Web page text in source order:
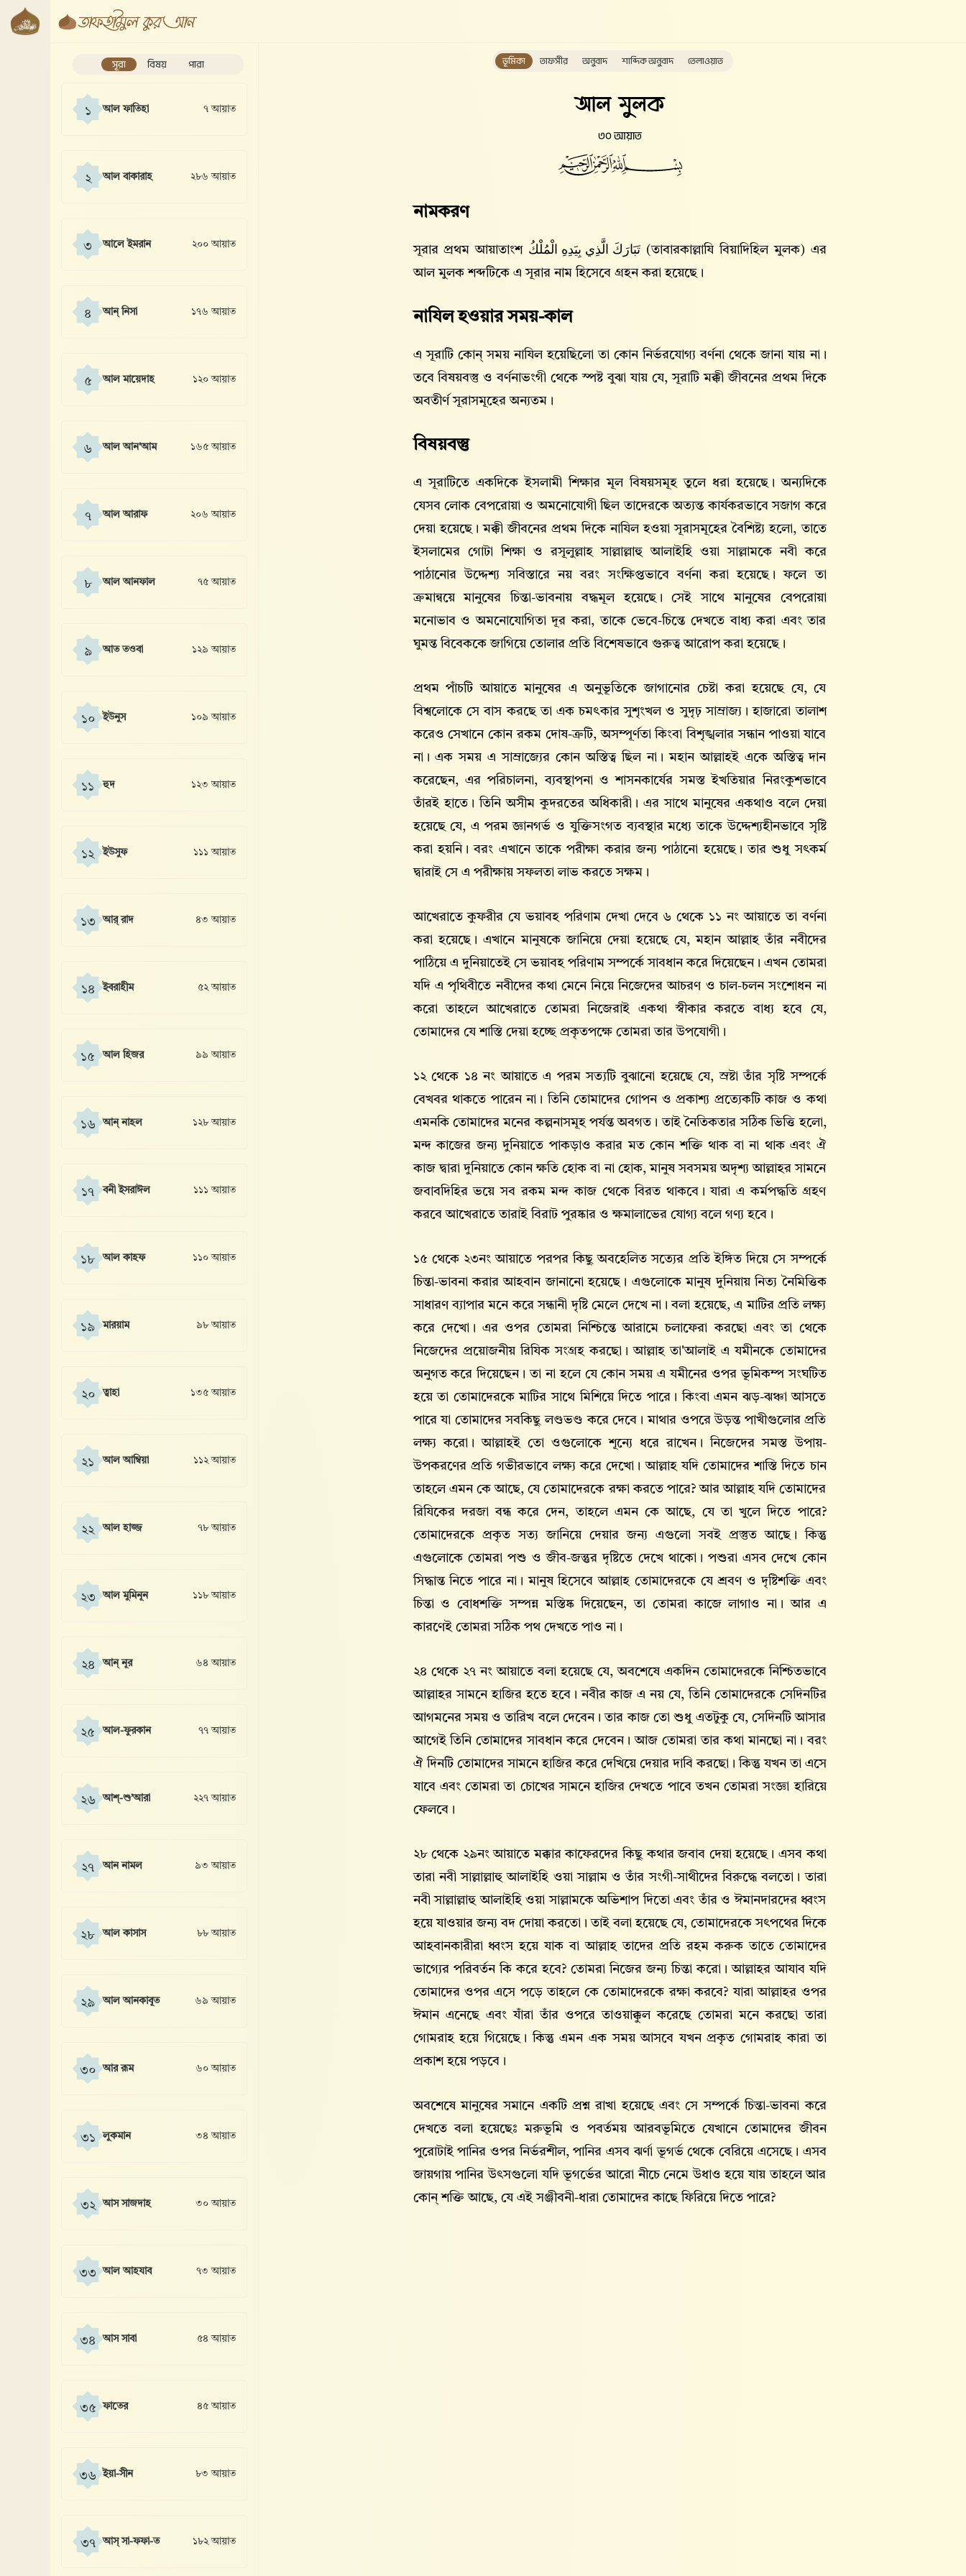
সূরা বিষয় পারা
১ আল ফাতিহা ৭ আয়াত
২ আল বাকারাহ ২৮৬ আয়াত
৩ আলে ইমরান ২০০ আয়াত
৪ আন্ নিসা ১৭৬ আয়াত
৫ আল মায়েদাহ ১২০ আয়াত
৬ আল আন'আম ১৬৫ আয়াত
৭ আল আরাফ ২০৬ আয়াত
৮ আল আনফাল ৭৫ আয়াত
৯ আত তওবা ১২৯ আয়াত
১০ ইউনুস ১০৯ আয়াত
১১ হুদ ১২৩ আয়াত
১২ ইউসুফ ১১১ আয়াত
১৩ আর্ রাদ ৪৩ আয়াত
১৪ ইবরাহীম ৫২ আয়াত
১৫ আল হিজর ৯৯ আয়াত
১৬ আন্ নাহল ১২৮ আয়াত
১৭ বনী ইসরাঈল ১১১ আয়াত
১৮ আল কাহফ ১১০ আয়াত
১৯ মারয়াম ৯৮ আয়াত
২০ ত্বাহা ১৩৫ আয়াত
২১ আল আম্বিয়া ১১২ আয়াত
২২ আল হাজ্জ ৭৮ আয়াত
২৩ আল মুমিনূন ১১৮ আয়াত
২৪ আন্ নূর ৬৪ আয়াত
২৫ আল-ফুরকান ৭৭ আয়াত
২৬ আশ্-শু’আরা ২২৭ আয়াত
২৭ আন নামল ৯৩ আয়াত
২৮ আল কাসাস ৮৮ আয়াত
২৯ আল আনকাবূত ৬৯ আয়াত
৩০ আর রূম ৬০ আয়াত
৩১ লুকমান ৩৪ আয়াত
৩২ আস সাজদাহ ৩০ আয়াত
৩৩ আল আহযাব ৭৩ আয়াত
৩৪ আস সাবা ৫৪ আয়াত
৩৫ ফাতের ৪৫ আয়াত
৩৬ ইয়া-সীন ৮৩ আয়াত
৩৭ আস্ সা-ফফা-ত ১৮২ আয়াত
ভূমিকা তাফসীর অনুবাদ শাব্দিক অনুবাদ তেলাওয়াত
আল মুলক
৩০ আয়াত
নামকরণ
সূরার প্রথম আয়াতাংশ تَبَارَكَ الَّذِي بِيَدِهِ الْمُلْكُ (তাবারকাল্লাযি বিয়াদিহিল মুলক) এর
আল মুলক শব্দটিকে এ সূরার নাম হিসেবে গ্রহন করা হয়েছে।
নাযিল হওয়ার সময়-কাল
এ সূরাটি কোন্ সময় নাযিল হয়েছিলো তা কোন নির্ভরযোগ্য বর্ণনা থেকে জানা যায় না।
তবে বিষয়বস্তু ও বর্ণনাভংগী থেকে স্পষ্ট বুঝা যায় যে, সূরাটি মক্কী জীবনের প্রথম দিকে
অবতীর্ণ সূরাসমূহের অন্যতম।
বিষয়বস্তু
এ সূরাটিতে একদিকে ইসলামী শিক্ষার মূল বিষয়সমূহ তুলে ধরা হয়েছে। অন্যদিকে
যেসব লোক বেপরোয়া ও অমনোযোগী ছিল তাদেরকে অত্যন্ত কার্যকরভাবে সজাগ করে
দেয়া হয়েছে। মক্কী জীবনের প্রথম দিকে নাযিল হওয়া সূরাসমূহের বৈশিষ্ট্য হলো, তাতে
ইসলামের গোটা শিক্ষা ও রসূলুল্লাহ সাল্লাল্লাহু আলাইহি ওয়া সাল্লামকে নবী করে
পাঠানোর উদ্দেশ্য সবিস্তারে নয় বরং সংক্ষিপ্তভাবে বর্ণনা করা হয়েছে। ফলে তা
ক্রমান্বয়ে মানুষের চিন্তা-ভাবনায় বদ্ধমূল হয়েছে। সেই সাথে মানুষের বেপরোয়া
মনোভাব ও অমনোযোগিতা দূর করা, তাকে ভেবে-চিন্তে দেখতে বাধ্য করা এবং তার
ঘুমন্ত বিবেককে জাগিয়ে তোলার প্রতি বিশেষভাবে গুরুত্ব আরোপ করা হয়েছে।
প্রথম পাঁচটি আয়াতে মানুষের এ অনুভূতিকে জাগানোর চেষ্টা করা হয়েছে যে, যে
বিশ্বলোকে সে বাস করছে তা এক চমৎকার সুশৃংখল ও সুদৃঢ় সাম্রাজ্য। হাজারো তালাশ
করেও সেখানে কোন রকম দোষ-ত্রুটি, অসম্পূর্ণতা কিংবা বিশৃঙ্খলার সন্ধান পাওয়া যাবে
না। এক সময় এ সাম্রাজ্যের কোন অস্তিত্ব ছিল না। মহান আল্লাহই একে অস্তিত্ব দান
করেছেন, এর পরিচালনা, ব্যবস্থাপনা ও শাসনকার্যের সমস্ত ইখতিয়ার নিরংকুশভাবে
তাঁরই হাতে। তিনি অসীম কুদরতের অধিকারী। এর সাথে মানুষের একথাও বলে দেয়া
হয়েছে যে, এ পরম জ্ঞানগর্ভ ও যুক্তিসংগত ব্যবস্থার মধ্যে তাকে উদ্দেশ্যহীনভাবে সৃষ্টি
করা হয়নি। বরং এখানে তাকে পরীক্ষা করার জন্য পাঠানো হয়েছে। তার শুধু সৎকর্ম
দ্বারাই সে এ পরীক্ষায় সফলতা লাভ করতে সক্ষম।
আখেরাতে কুফরীর যে ভয়াবহ পরিণাম দেখা দেবে ৬ থেকে ১১ নং আয়াতে তা বর্ণনা
করা হয়েছে। এখানে মানুষকে জানিয়ে দেয়া হয়েছে যে, মহান আল্লাহ তাঁর নবীদের
পাঠিয়ে এ দুনিয়াতেই সে ভয়াবহ পরিণাম সম্পর্কে সাবধান করে দিয়েছেন। এখন তোমরা
যদি এ পৃথিবীতে নবীদের কথা মেনে নিয়ে নিজেদের আচরণ ও চাল-চলন সংশোধন না
করো তাহলে আখেরাতে তোমরা নিজেরাই একথা স্বীকার করতে বাধ্য হবে যে,
তোমাদের যে শাস্তি দেয়া হচ্ছে প্রকৃতপক্ষে তোমরা তার উপযোগী।
১২ থেকে ১৪ নং আয়াতে এ পরম সত্যটি বুঝানো হয়েছে যে, স্রষ্টা তাঁর সৃষ্টি সম্পর্কে
বেখবর থাকতে পারেন না। তিনি তোমাদের গোপন ও প্রকাশ্য প্রত্যেকটি কাজ ও কথা
এমনকি তোমাদের মনের কল্পনাসমূহ পর্যন্ত অবগত। তাই নৈতিকতার সঠিক ভিত্তি হলো,
মন্দ কাজের জন্য দুনিয়াতে পাকড়াও করার মত কোন শক্তি থাক বা না থাক এবং ঐ
কাজ দ্বারা দুনিয়াতে কোন ক্ষতি হোক বা না হোক, মানুষ সবসময় অদৃশ্য আল্লাহর সামনে
জবাবদিহির ভয়ে সব রকম মন্দ কাজ থেকে বিরত থাকবে। যারা এ কর্মপদ্ধতি গ্রহণ
করবে আখেরাতে তারাই বিরাট পুরষ্কার ও ক্ষমালাভের যোগ্য বলে গণ্য হবে।
১৫ থেকে ২৩নং আয়াতে পরপর কিছু অবহেলিত সত্যের প্রতি ইঙ্গিত দিয়ে সে সম্পর্কে
চিন্তা-ভাবনা করার আহবান জানানো হয়েছে। এগুলোকে মানুষ দুনিয়ায় নিত্য নৈমিত্তিক
সাধারণ ব্যাপার মনে করে সন্ধানী দৃষ্টি মেলে দেখে না। বলা হয়েছে, এ মাটির প্রতি লক্ষ্য
করে দেখো। এর ওপর তোমরা নিশ্চিন্তে আরামে চলাফেরা করছো এবং তা থেকে
নিজেদের প্রয়োজনীয় রিযিক সংগ্রহ করছো। আল্লাহ তা'আলাই এ যমীনকে তোমাদের
অনুগত করে দিয়েছেন। তা না হলে যে কোন সময় এ যমীনের ওপর ভূমিকম্প সংঘটিত
হয়ে তা তোমাদেরকে মাটির সাথে মিশিয়ে দিতে পারে। কিংবা এমন ঝড়-ঝঞ্চা আসতে
পারে যা তোমাদের সবকিছু লণ্ডভণ্ড করে দেবে। মাথার ওপরে উড়ন্ত পাখীগুলোর প্রতি
লক্ষ্য করো। আল্লাহই তো ওগুলোকে শূন্যে ধরে রাখেন। নিজেদের সমস্ত উপায়-
উপকরণের প্রতি গভীরভাবে লক্ষ্য করে দেখো। আল্লাহ যদি তোমাদের শাস্তি দিতে চান
তাহলে এমন কে আছে, যে তোমাদেরকে রক্ষা করতে পারে? আর আল্লাহ যদি তোমাদের
রিযিকের দরজা বন্ধ করে দেন, তাহলে এমন কে আছে, যে তা খুলে দিতে পারে?
তোমাদেরকে প্রকৃত সত্য জানিয়ে দেয়ার জন্য এগুলো সবই প্রস্তুত আছে। কিন্তু
এগুলোকে তোমরা পশু ও জীব-জন্তুর দৃষ্টিতে দেখে থাকো। পশুরা এসব দেখে কোন
সিদ্ধান্ত নিতে পারে না। মানুষ হিসেবে আল্লাহ তোমাদেরকে যে শ্রবণ ও দৃষ্টিশক্তি এবং
চিন্তা ও বোধশক্তি সম্পন্ন মস্তিষ্ক দিয়েছেন, তা তোমরা কাজে লাগাও না। আর এ
কারণেই তোমরা সঠিক পথ দেখতে পাও না।
২৪ থেকে ২৭ নং আয়াতে বলা হয়েছে যে, অবশেষে একদিন তোমাদেরকে নিশ্চিতভাবে
আল্লাহর সামনে হাজির হতে হবে। নবীর কাজ এ নয় যে, তিনি তোমাদেরকে সেদিনটির
আগমনের সময় ও তারিখ বলে দেবেন। তার কাজ তো শুধু এতটুকু যে, সেদিনটি আসার
আগেই তিনি তোমাদের সাবধান করে দেবেন। আজ তোমরা তার কথা মানছো না। বরং
ঐ দিনটি তোমাদের সামনে হাজির করে দেখিয়ে দেয়ার দাবি করছো। কিন্তু যখন তা এসে
যাবে এবং তোমরা তা চোখের সামনে হাজির দেখতে পাবে তখন তোমরা সংজ্ঞা হারিয়ে
ফেলবে।
২৮ থেকে ২৯নং আয়াতে মক্কার কাফেরদের কিছু কথার জবাব দেয়া হয়েছে। এসব কথা
তারা নবী সাল্লাল্লাহু আলাইহি ওয়া সাল্লাম ও তাঁর সংগী-সাথীদের বিরুদ্ধে বলতো। তারা
নবী সাল্লাল্লাহু আলাইহি ওয়া সাল্লামকে অভিশাপ দিতো এবং তাঁর ও ঈমানদারদের ধ্বংস
হয়ে যাওয়ার জন্য বদ দোয়া করতো। তাই বলা হয়েছে যে, তোমাদেরকে সৎপথের দিকে
আহবানকারীরা ধ্বংস হয়ে যাক বা আল্লাহ তাদের প্রতি রহম করুক তাতে তোমাদের
ভাগ্যের পরিবর্তন কি করে হবে? তোমরা নিজের জন্য চিন্তা করো। আল্লাহর আযাব যদি
তোমাদের ওপর এসে পড়ে তাহলে কে তোমাদেরকে রক্ষা করবে? যারা আল্লাহর ওপর
ঈমান এনেছে এবং যাঁরা তাঁর ওপরে তাওয়াক্কুল করেছে তোমরা মনে করছো তারা
গোমরাহ হয়ে গিয়েছে। কিন্তু এমন এক সময় আসবে যখন প্রকৃত গোমরাহ কারা তা
প্রকাশ হয়ে পড়বে।
অবশেষে মানুষের সমানে একটি প্রশ্ন রাখা হয়েছে এবং সে সম্পর্কে চিন্তা-ভাবনা করে
দেখতে বলা হয়েছেঃ মরুভূমি ও পবর্তময় আরবভূমিতে যেখানে তোমাদের জীবন
পুরোটাই পানির ওপর নির্ভরশীল, পানির এসব ঝর্ণা ভূগর্ভ থেকে বেরিয়ে এসেছে। এসব
জায়গায় পানির উৎসগুলো যদি ভূগর্ভের আরো নীচে নেমে উধাও হয়ে যায় তাহলে আর
কোন্ শক্তি আছে, যে এই সঞ্জীবনী-ধারা তোমাদের কাছে ফিরিয়ে দিতে পারে?